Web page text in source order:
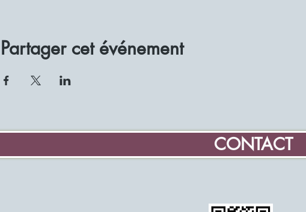
Partager cet événement
CONTACT